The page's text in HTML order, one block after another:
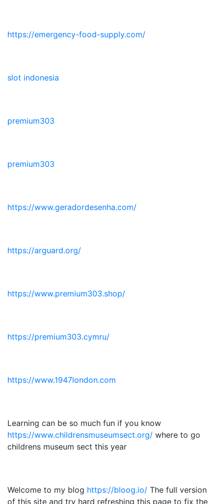
https://emergency-food-supply.com/
slot indonesia
premium303
premium303
https://www.geradordesenha.com/
https://arguard.org/
https://www.premium303.shop/
https://premium303.cymru/
https://www.1947london.com
Learning can be so much fun if you know
https://www.childrensmuseumsect.org/ where to go
childrens museum sect this year
Welcome to my blog https://bloog.io/ The full version
of this site and try hard refreshing this page to fix the